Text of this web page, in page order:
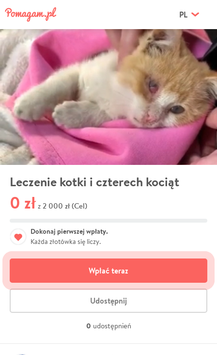
PL
Leczenie kotki i czterech kociąt
0 zł z 2 000 zł (Cel)
Dokonaj pierwszej wpłaty.
Każda złotówka się liczy.
Wpłać teraz
Udostępnij
0 udostępnień